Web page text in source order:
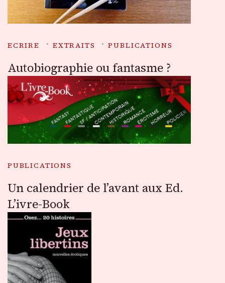
ECRIRE EXTRAITS PUBLICATIONS
Autobiographie ou fantasme ?
PUBLICATIONS
Un calendrier de l’avant aux Ed.
L’ivre-Book